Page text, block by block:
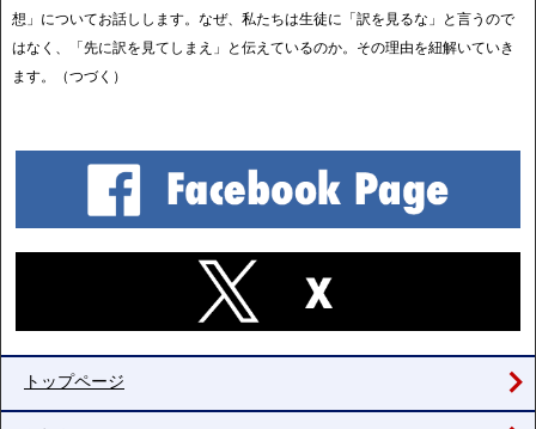
想」についてお話しします。なぜ、私たちは生徒に「訳を見るな」と言うので
はなく、「先に訳を見てしまえ」と伝えているのか。その理由を紐解いていき
ます。（つづく）
トップページ